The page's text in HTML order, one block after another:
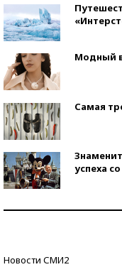
Модный
Самая
успеха
Новости СМИ2